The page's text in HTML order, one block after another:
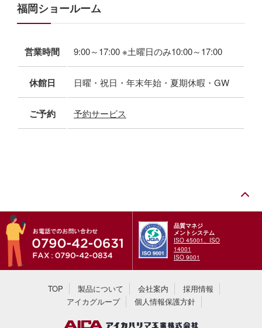
福岡ショールーム
営業時間 9:00～17:00 ※土曜日のみ10:00～17:00
休館日 日曜・祝日・年末年始・夏期休暇・GW
ご予約 予約サービス
品質マネジ
メントシステム
ISO 45001、ISO
14001
ISO 9001
TOP 製品について 会社案内
採用情報
アイカグループ
個人情報保護方針